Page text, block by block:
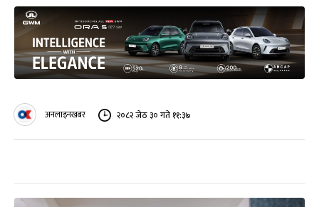
अनलाइनखबर २०८२ जेठ ३० गते ११:३७